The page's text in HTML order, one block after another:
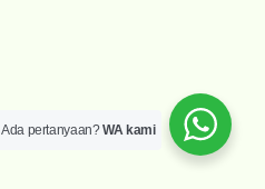
Ada pertanyaan?WA kami